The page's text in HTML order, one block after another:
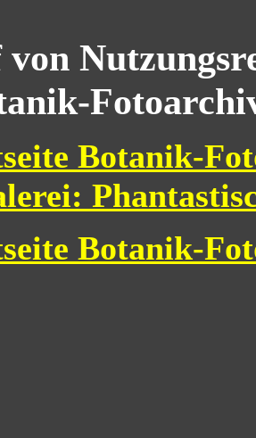
Botanik-
Botanik-